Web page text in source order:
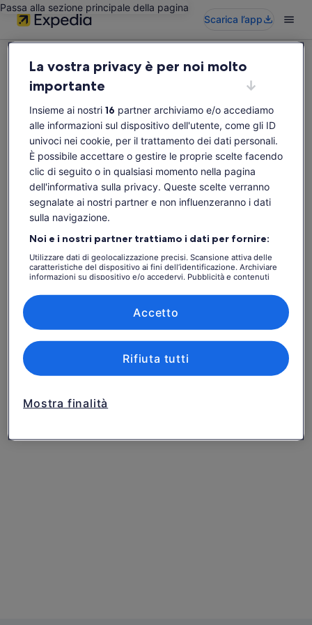
Passa alla sezione principale della pagina
Scarica l’app
Questa attività non è disponibile
Effettua una nuova ricerca.
Ripeti la ricerca
La vostra privacy è per noi molto
importante
Insieme ai nostri 16 partner archiviamo e/o accediamo
alle informazioni sul dispositivo dell'utente, come gli ID
univoci nei cookie, per il trattamento dei dati personali.
È possibile accettare o gestire le proprie scelte facendo
clic di seguito o in qualsiasi momento nella pagina
dell'informativa sulla privacy. Queste scelte verranno
segnalate ai nostri partner e non influenzeranno i dati
sulla navigazione.
Noi e i nostri partner trattiamo i dati per fornire:
Utilizzare dati di geolocalizzazione precisi. Scansione attiva delle
caratteristiche del dispositivo ai fini dell’identificazione. Archiviare
informazioni su dispositivo e/o accedervi. Pubblicità e contenuti
annunci, ricerche sul pubblico, sviluppo di servizi.
Elenco dei partner (fornitori)
Mostra finalità
Rifiuta tutti
Accetto